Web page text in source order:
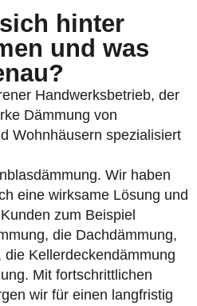
hinter
und was
Handwerksbetrieb, der
Dämmung von
Wohnhäusern spezialisiert
Wir haben
eine wirksame Lösung und
zum Beispiel
die Dachdämmung,
Kellerdeckendämmung
Mit fortschrittlichen
wir für einen langfristig